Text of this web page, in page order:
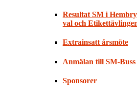
Resultat SM i
val och
Extrainsatt årsmöte
Anmälan till SM-Buss
Sponsorer